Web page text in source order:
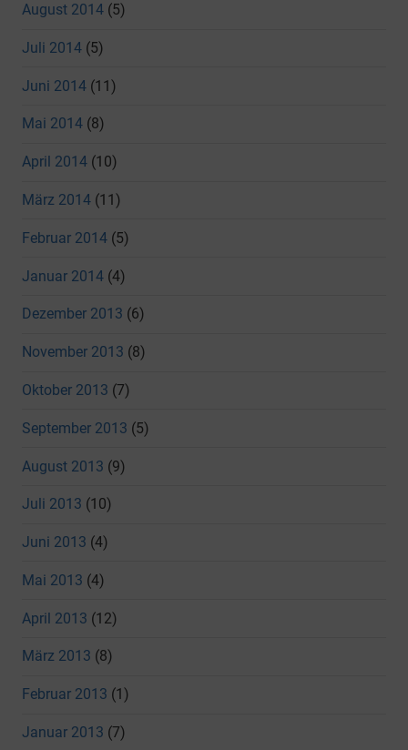
August 2014 (5)
Juli 2014 (5)
Juni 2014 (11)
Mai 2014 (8)
April 2014 (10)
März 2014 (11)
Februar 2014 (5)
Januar 2014 (4)
Dezember 2013 (6)
November 2013 (8)
Oktober 2013 (7)
September 2013 (5)
August 2013 (9)
Juli 2013 (10)
Juni 2013 (4)
Mai 2013 (4)
April 2013 (12)
März 2013 (8)
Februar 2013 (1)
Januar 2013 (7)